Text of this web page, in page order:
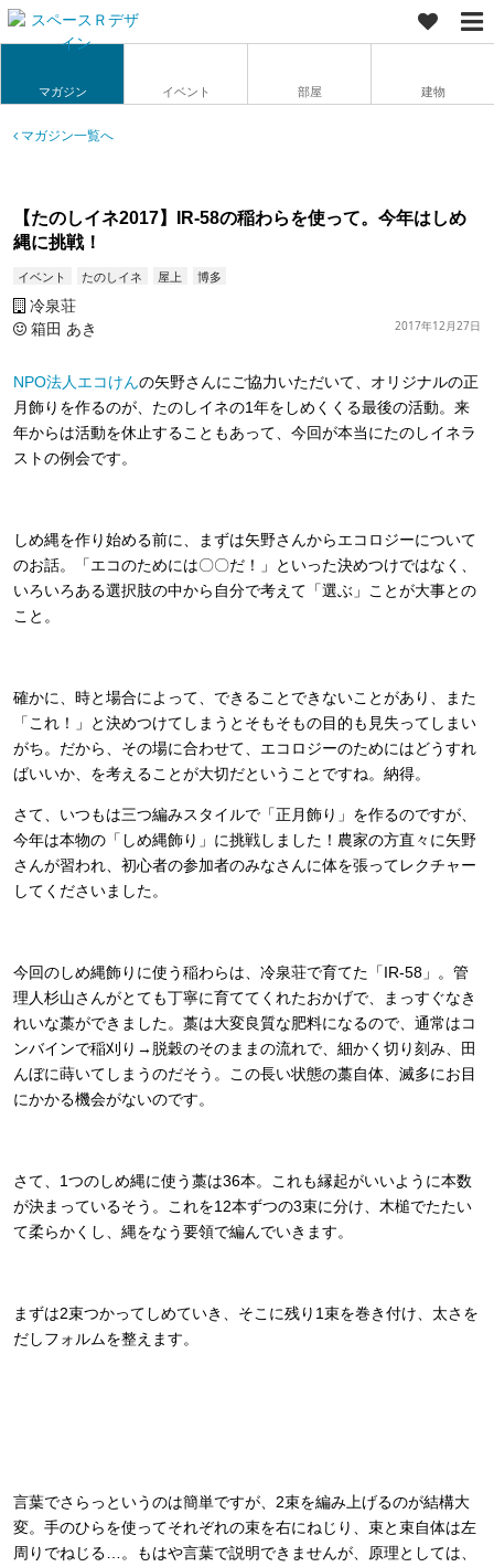
マガジン イベント 部屋 建物
マガジン一覧へ
【たのしイネ2017】IR-58の稲わらを使って。今年はしめ
縄に挑戦！
イベント たのしイネ 屋上 博多
冷泉荘
箱田 あき
2017年12月27日
NPO法人エコけんの矢野さんにご協力いただいて、オリジナルの正
月飾りを作るのが、たのしイネの1年をしめくくる最後の活動。来
年からは活動を休止することもあって、今回が本当にたのしイネラ
ストの例会です。
しめ縄を作り始める前に、まずは矢野さんからエコロジーについて
のお話。「エコのためには〇〇だ！」といった決めつけではなく、
いろいろある選択肢の中から自分で考えて「選ぶ」ことが大事との
こと。
確かに、時と場合によって、できることできないことがあり、また
「これ！」と決めつけてしまうとそもそもの目的も見失ってしまい
がち。だから、その場に合わせて、エコロジーのためにはどうすれ
ばいいか、を考えることが大切だということですね。納得。
さて、いつもは三つ編みスタイルで「正月飾り」を作るのですが、
今年は本物の「しめ縄飾り」に挑戦しました！農家の方直々に矢野
さんが習われ、初心者の参加者のみなさんに体を張ってレクチャー
してくださいました。
今回のしめ縄飾りに使う稲わらは、冷泉荘で育てた「IR-58」。管
理人杉山さんがとても丁寧に育ててくれたおかげで、まっすぐなき
れいな藁ができました。藁は大変良質な肥料になるので、通常はコ
ンバインで稲刈り→脱穀のそのままの流れで、細かく切り刻み、田
んぼに蒔いてしまうのだそう。この長い状態の藁自体、滅多にお目
にかかる機会がないのです。
さて、1つのしめ縄に使う藁は36本。これも縁起がいいように本数
が決まっているそう。これを12本ずつの3束に分け、木槌でたたい
て柔らかくし、縄をなう要領で編んでいきます。
まずは2束つかってしめていき、そこに残り1束を巻き付け、太さを
だしフォルムを整えます。
言葉でさらっというのは簡単ですが、2束を編み上げるのが結構大
変。手のひらを使ってそれぞれの束を右にねじり、束と束自体は左
周りでねじる…。もはや言葉で説明できませんが、原理としては、